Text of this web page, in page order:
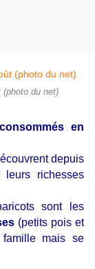
(photo du net)
en
depuis
richesses
sont les
(petits pois et
mais se